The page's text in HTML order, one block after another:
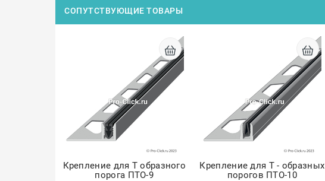
СОПУТСТВУЮЩИЕ ТОВАРЫ
Крепление для Т образного
порога ПТО-9
Крепление для Т - образных
порогов ПТО-10